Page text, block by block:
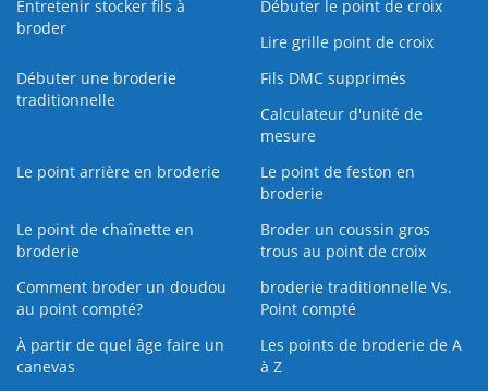
Entretenir stocker fils à
broder
Débuter le point de croix
Lire grille point de croix
Débuter une broderie
traditionnelle
Fils DMC supprimés
Calculateur d'unité de
mesure
Le point arrière en broderie
Le point de feston en
broderie
Le point de chaînette en
broderie
Broder un coussin gros
trous au point de croix
Comment broder un doudou
au point compté?
broderie traditionnelle Vs.
Point compté
À partir de quel âge faire un
canevas
Les points de broderie de A
à Z